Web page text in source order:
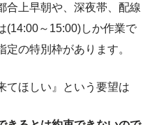
合上早朝や、深夜帯、配線
(14:00～15:00)しか作業で
の特別枠があります。
てほしい』という要望は